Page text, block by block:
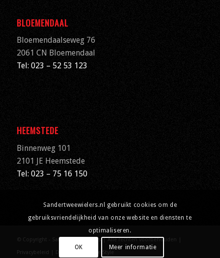
BLOEMENDAAL
Bloemendaalseweg 76
2061 CN Bloemendaal
Tel: 023 – 52 53 123
HEEMSTEDE
Binnenweg 101
2101 JE Heemstede
Tel: 023 – 75 16 150
© Copyright - Sander Tweewielers | Alle rechten voorbehouden |
Privacybeleid
| Designed by Ryde Style
Sandertweewielers.nl gebruikt cookies om de
gebruiksvriendelijkheid van onze website en diensten te
optimaliseren.
OK Meer informatie